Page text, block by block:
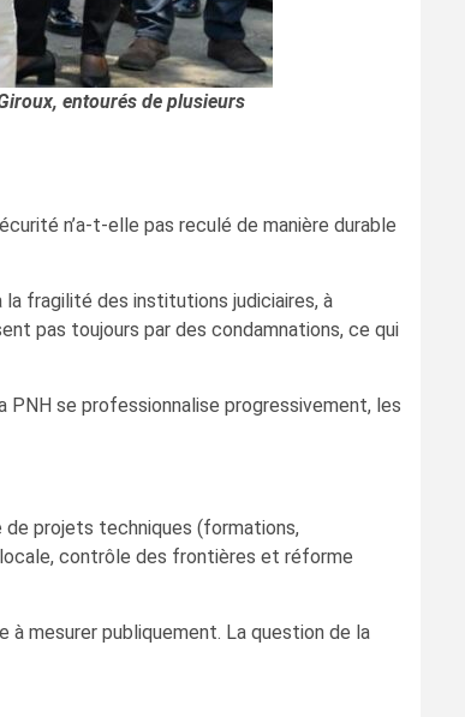
entourés de plusieurs
n’a-t-elle pas reculé de manière durable
fragilité des institutions judiciaires, à
pas toujours par des condamnations, ce qui
se professionnalise progressivement, les
de projets techniques (formations,
contrôle des frontières et réforme
mesurer publiquement. La question de la